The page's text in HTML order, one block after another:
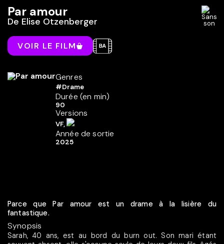
Par amour
De Elise Otzenberger
VOIR LE FILM
Genres
#Drame
Durée (en min)
90
Versions
VF,
Année de sortie
2025
Parce que Par amour est un drame à la lisière du
fantastique.
Synopsis
Sarah, 40 ans, est au bord du burn out. Son mari étant